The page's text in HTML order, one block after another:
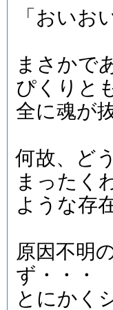
「おいお
まさかで
ぴくりと
全に魂が
何故、ど
まったく
ような存
原因不明
ず・・・
とにかく